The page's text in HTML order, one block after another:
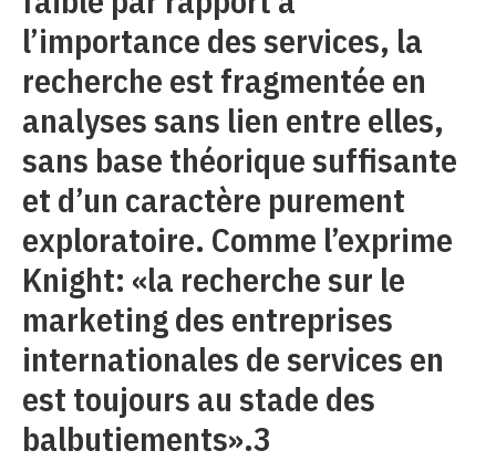
l’importance des services, la
recherche est fragmentée en
analyses sans lien entre elles,
sans base théorique suffisante
et d’un caractère purement
exploratoire. Comme l’exprime
Knight: «la recherche sur le
marketing des entreprises
internationales de services en
est toujours au stade des
balbutiements».3